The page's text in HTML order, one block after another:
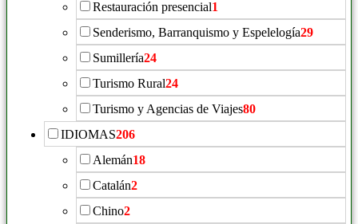
Restauración presencial1
Senderismo, Barranquismo y Espelelogía29
Sumillería24
Turismo Rural24
Turismo y Agencias de Viajes80
IDIOMAS206
Alemán18
Catalán2
Chino2